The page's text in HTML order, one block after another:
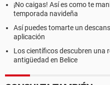
¡No caigas! Así es como te
temporada navideña
Así puedes tomarte un
aplicación
Los científicos descubren una
antigüedad en Belice